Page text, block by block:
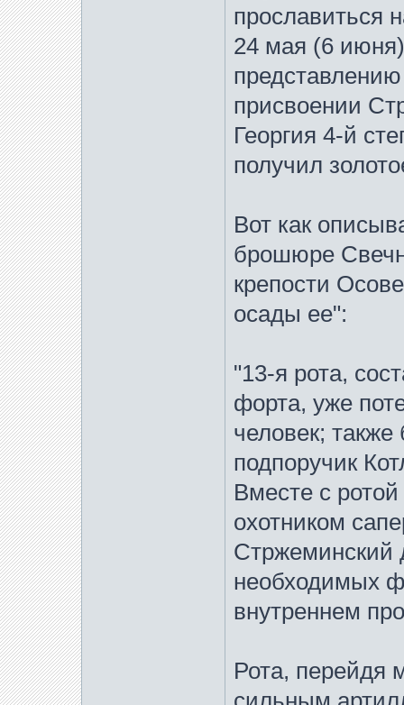
прославиться
24 мая (6
присвоении
Георгия 4-й
получил
Вот как
брошюре
крепости
осады ее":
"13-я рота,
форта, уже
человек;
подпоручик
Вместе с
охотником
Стржеминский
необходимых
внутреннем
Рота, перейдя